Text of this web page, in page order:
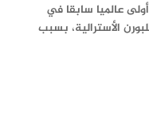
عالميا سابقا في
الأسترالية، بسبب